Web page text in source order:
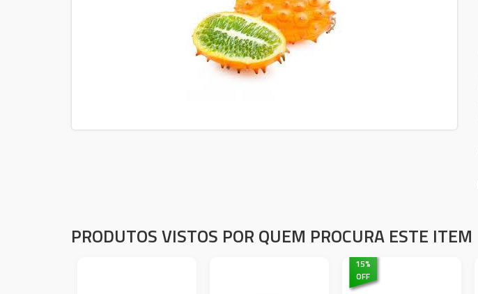
PRODUTOS VISTOS POR QUEM PROCURA ESTE ITEM
15%
OFF